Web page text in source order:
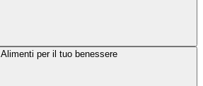
Alimenti per il tuo benessere